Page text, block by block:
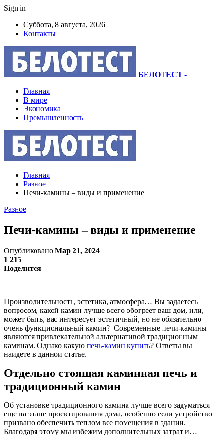
Sign in
Суббота, 8 августа, 2026
Контакты
БЕЛОТЕСТ -
Главная
В мире
Экономика
Промышленность
Главная
Разное
Печи-камины – виды и применение
Разное
Печи-камины – виды и применение
Опубликовано Мар 21, 2024
1 215
Поделится
Производительность, эстетика, атмосфера… Вы задаетесь
вопросом, какой камин лучше всего обогреет ваш дом, или,
может быть, вас интересует эстетичный, но не обязательно
очень функциональный камин? Современные печи-камины
являются привлекательной альтернативой традиционным
каминам. Однако какую печь-камин купить? Ответы вы
найдете в данной статье.
Отдельно стоящая каминная печь и
традиционный камин
Об установке традиционного камина лучше всего задуматься
еще на этапе проектирования дома, особенно если устройство
призвано обеспечить теплом все помещения в здании.
Благодаря этому мы избежим дополнительных затрат и…